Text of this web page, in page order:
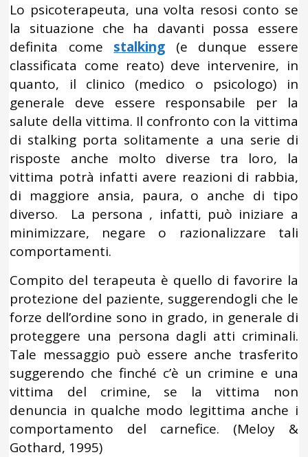
Lo psicoterapeuta, una volta resosi conto se
la situazione che ha davanti possa essere
definita come stalking (e dunque essere
classificata come reato) deve intervenire, in
quanto, il clinico (medico o psicologo) in
generale deve essere responsabile per la
salute della vittima. Il confronto con la vittima
di stalking porta solitamente a una serie di
risposte anche molto diverse tra loro, la
vittima potrà infatti avere reazioni di rabbia,
di maggiore ansia, paura, o anche di tipo
diverso. La persona , infatti, può iniziare a
minimizzare, negare o razionalizzare tali
comportamenti.
Compito del terapeuta è quello di favorire la
protezione del paziente, suggerendogli che le
forze dell’ordine sono in grado, in generale di
proteggere una persona dagli atti criminali.
Tale messaggio può essere anche trasferito
suggerendo che finché c’è un crimine e una
vittima del crimine, se la vittima non
denuncia in qualche modo legittima anche i
comportamento del carnefice. (Meloy &
Gothard, 1995)